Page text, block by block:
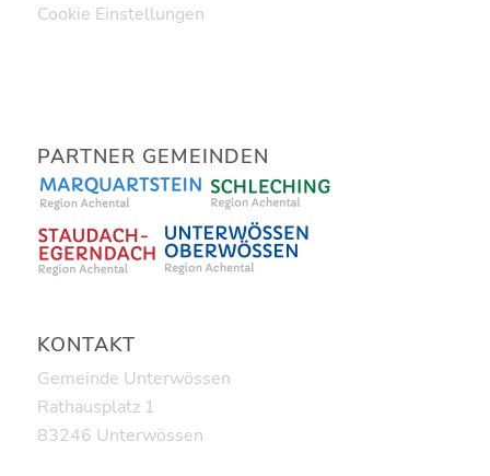
Cookie Einstellungen
PARTNER GEMEINDEN
KONTAKT
Gemeinde Unterwössen
Rathausplatz 1
83246 Unterwössen